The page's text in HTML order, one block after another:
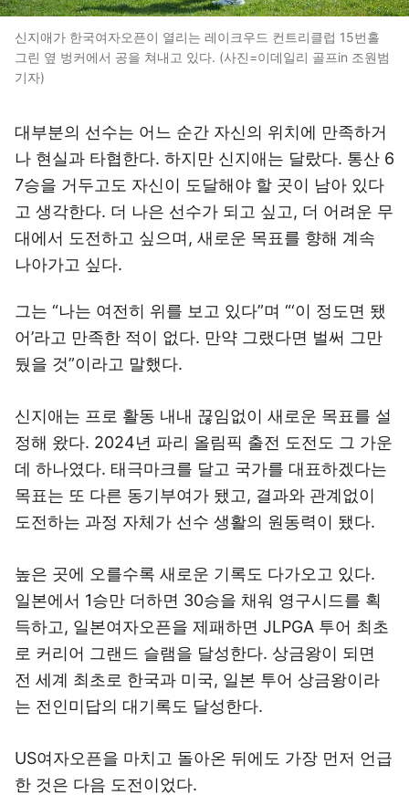
신지애가 한국여자오픈이 열리는 레이크우드 컨트리클럽 15번홀
그린 옆 벙커에서 공을 쳐내고 있다. (사진=이데일리 골프in 조원범
기자)
대부분의 선수는 어느 순간 자신의 위치에 만족하거
나 현실과 타협한다. 하지만 신지애는 달랐다. 통산 6
7승을 거두고도 자신이 도달해야 할 곳이 남아 있다
고 생각한다. 더 나은 선수가 되고 싶고, 더 어려운 무
대에서 도전하고 싶으며, 새로운 목표를 향해 계속
나아가고 싶다.
그는 “나는 여전히 위를 보고 있다”며 “‘이 정도면 됐
어’라고 만족한 적이 없다. 만약 그랬다면 벌써 그만
뒀을 것”이라고 말했다.
신지애는 프로 활동 내내 끊임없이 새로운 목표를 설
정해 왔다. 2024년 파리 올림픽 출전 도전도 그 가운
데 하나였다. 태극마크를 달고 국가를 대표하겠다는
목표는 또 다른 동기부여가 됐고, 결과와 관계없이
도전하는 과정 자체가 선수 생활의 원동력이 됐다.
높은 곳에 오를수록 새로운 기록도 다가오고 있다.
일본에서 1승만 더하면 30승을 채워 영구시드를 획
득하고, 일본여자오픈을 제패하면 JLPGA 투어 최초
로 커리어 그랜드 슬램을 달성한다. 상금왕이 되면
전 세계 최초로 한국과 미국, 일본 투어 상금왕이라
는 전인미답의 대기록도 달성한다.
US여자오픈을 마치고 돌아온 뒤에도 가장 먼저 언급
한 것은 다음 도전이었다.